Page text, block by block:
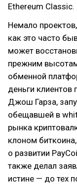
Ethereum Classic.
Немало
как это часто
может
прежним высотам
обменной
деньги клиентов
Джош Гарза,
обещавшей в
рынка
клоном
о развитии
также делал
истине — до тех